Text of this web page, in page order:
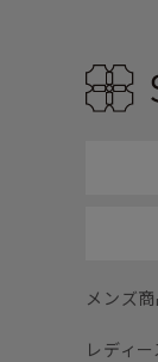
メンズ
レディ